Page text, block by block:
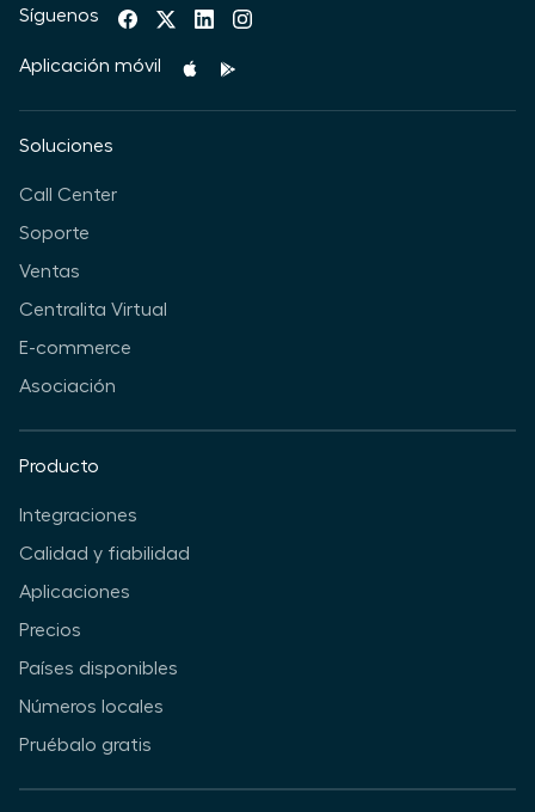
Síguenos
Aplicación móvil
Soluciones
Call Center
Soporte
Ventas
Centralita Virtual
E-commerce
Asociación
Producto
Integraciones
Calidad y fiabilidad
Aplicaciones
Precios
Países disponibles
Números locales
Pruébalo gratis